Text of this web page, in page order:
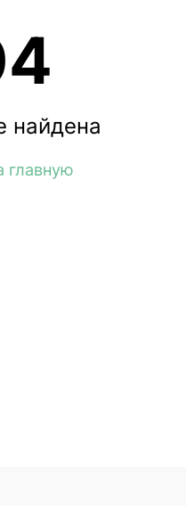
найдена
главную